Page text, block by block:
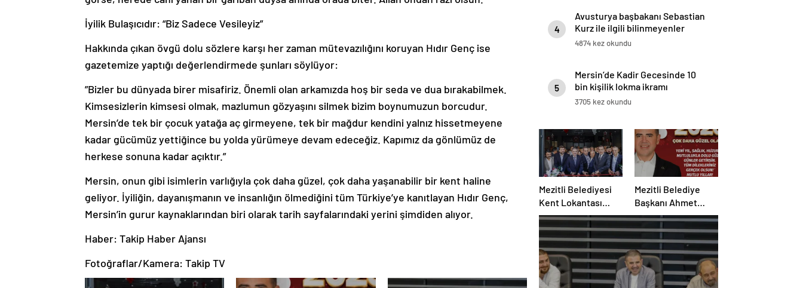
​İyilik Bulaşıcıdır: “Biz Sadece Vesileyiz”
​Hakkında çıkan övgü dolu sözlere karşı her zaman mütevazılığını koruyan Hıdır Genç ise
gazetemize yaptığı değerlendirmede şunları söylüyor:
​”Bizler bu dünyada birer misafiriz. Önemli olan arkamızda hoş bir seda ve dua bırakabilmek.
Kimsesizlerin kimsesi olmak, mazlumun gözyaşını silmek bizim boynumuzun borcudur.
Mersin’de tek bir çocuk yatağa aç girmeyene, tek bir mağdur kendini yalnız hissetmeyene
kadar gücümüz yettiğince bu yolda yürümeye devam edeceğiz. Kapımız da gönlümüz de
herkese sonuna kadar açıktır.”
​Mersin, onun gibi isimlerin varlığıyla çok daha güzel, çok daha yaşanabilir bir kent haline
geliyor. İyiliğin, dayanışmanın ve insanlığın ölmediğini tüm Türkiye’ye kanıtlayan Hıdır Genç,
Mersin’in gurur kaynaklarından biri olarak tarih sayfalarındaki yerini şimdiden alıyor.
​Haber: Takip Haber Ajansı
Fotoğraflar/Kamera: Takip TV
4
Avusturya başbakanı Sebastian
Kurz ile ilgili bilinmeyenler
4874 kez okundu
5
Mersin’de Kadir Gecesinde 10
bin kişilik lokma ikramı
3705 kez okundu
Mezitli Belediyesi
Kent Lokantası
uygun fiyatla
hizmete açıldı
Mezitli Belediye
Başkanı Ahmet
Serkan Tuncerden
Yeni Yıl Mesajı